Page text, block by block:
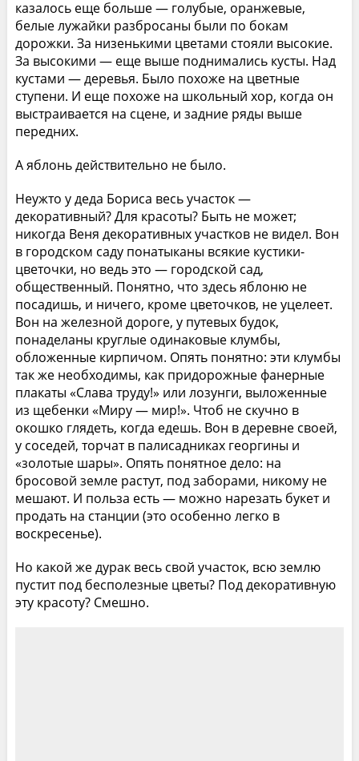
казалось еще больше — голубые, оранжевые,
белые лужайки разбросаны были по бокам
дорожки. За низенькими цветами стояли высокие.
За высокими — еще выше поднимались кусты. Над
кустами — деревья. Было похоже на цветные
ступени. И еще похоже на школьный хор, когда он
выстраивается на сцене, и задние ряды выше
передних.
А яблонь действительно не было.
Неужто у деда Бориса весь участок —
декоративный? Для красоты? Быть не может;
никогда Веня декоративных участков не видел. Вон
в городском саду понатыканы всякие кустики-
цветочки, но ведь это — городской сад,
общественный. Понятно, что здесь яблоню не
посадишь, и ничего, кроме цветочков, не уцелеет.
Вон на железной дороге, у путевых будок,
понаделаны круглые одинаковые клумбы,
обложенные кирпичом. Опять понятно: эти клумбы
так же необходимы, как придорожные фанерные
плакаты «Слава труду!» или лозунги, выложенные
из щебенки «Миру — мир!». Чтоб не скучно в
окошко глядеть, когда едешь. Вон в деревне своей,
у соседей, торчат в палисадниках георгины и
«золотые шары». Опять понятное дело: на
бросовой земле растут, под заборами, никому не
мешают. И польза есть — можно нарезать букет и
продать на станции (это особенно легко в
воскресенье).
Но какой же дурак весь свой участок, всю землю
пустит под бесполезные цветы? Под декоративную
эту красоту? Смешно.